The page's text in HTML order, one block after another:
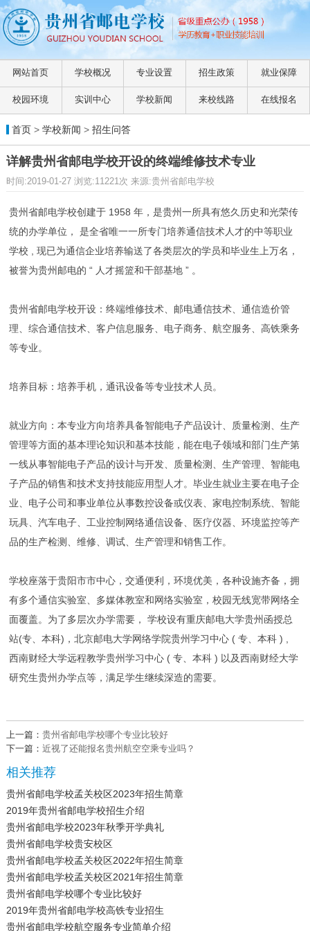
网站首页 学校概况 专业设置 招生政策 就业保障
校园环境 实训中心 学校新闻 来校线路 在线报名
首页> 学校新闻 > 招生问答
详解贵州省邮电学校开设的终端维修技术专业
时间:2019-01-27 浏览:11221次 来源:贵州省邮电学校
贵州省邮电学校创建于 1958 年，是贵州一所具有悠久历史和光荣传
统的办学单位， 是全省唯一一所专门培养通信技术人才的中等职业
学校 , 现已为通信企业培养输送了各类层次的学员和毕业生上万名，
被誉为贵州邮电的 “ 人才摇篮和干部基地 ” 。
贵州省邮电学校开设：终端维修技术、邮电通信技术、通信造价管
理、综合通信技术、客户信息服务、电子商务、航空服务、高铁乘务
等专业。
培养目标：培养手机，通讯设备等专业技术人员。
就业方向：本专业方向培养具备智能电子产品设计、质量检测、生产
管理等方面的基本理论知识和基本技能，能在电子领域和部门生产第
一线从事智能电子产品的设计与开发、质量检测、生产管理、智能电
子产品的销售和技术支持技能应用型人才。毕业生就业主要在电子企
业、电子公司和事业单位从事数控设备或仪表、家电控制系统、智能
玩具、汽车电子、工业控制网络通信设备、医疗仪器、环境监控等产
品的生产检测、维修、调试、生产管理和销售工作。
学校座落于贵阳市市中心，交通便利，环境优美，各种设施齐备，拥
有多个通信实验室、多媒体教室和网络实验室，校园无线宽带网络全
面覆盖。为了多层次办学需要， 学校设有重庆邮电大学贵州函授总
站(专、本科)，北京邮电大学网络学院贵州学习中心 ( 专、本科 ) ,
西南财经大学远程教学贵州学习中心 ( 专、本科 ) 以及西南财经大学
研究生贵州办学点等，满足学生继续深造的需要。
上一篇： 贵州省邮电学校哪个专业比较好
下一篇： 近视了还能报名贵州航空空乘专业吗？
相关推荐
贵州省邮电学校孟关校区2023年招生简章
2019年贵州省邮电学校招生介绍
贵州省邮电学校2023年秋季开学典礼
贵州省邮电学校贵安校区
贵州省邮电学校孟关校区2022年招生简章
贵州省邮电学校孟关校区2021年招生简章
贵州省邮电学校哪个专业比较好
2019年贵州省邮电学校高铁专业招生
贵州省邮电学校航空服务专业简单介绍